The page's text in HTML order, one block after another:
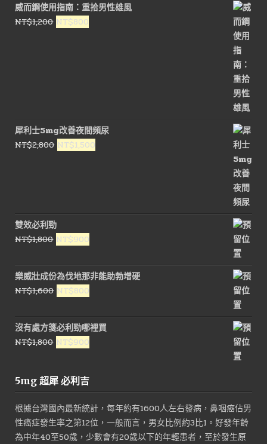
威而鋼使用指南：重拾男性雄風
NT$1,200 原
NT$800
犀利士5mg改善夜間頻尿
NT$2,800 原
NT$1,500
雙效必利勁
NT$1,800 原
價
格：
NT$1,800。
NT$900
價
格：
NT$900。
樂威壯成份為伐地那非能助勃增硬
NT$1,600 原
價
格：
NT$1,600。
NT$800
價
格：
NT$800。
沒有處方箋必利勁哪裡買
NT$1,800 原
格：
NT$900
5mg 超犀 必利吉
根據台灣國內最新統計，每年約有1600人左右發病，鼻咽癌佔男
性癌症發生率之第12位，一般而言，男女比例約3比1。好發年齡
為中年40至50歲，少數會有20歲以下的年輕患者，至於發生原